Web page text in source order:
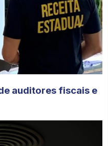
auditores fiscais e